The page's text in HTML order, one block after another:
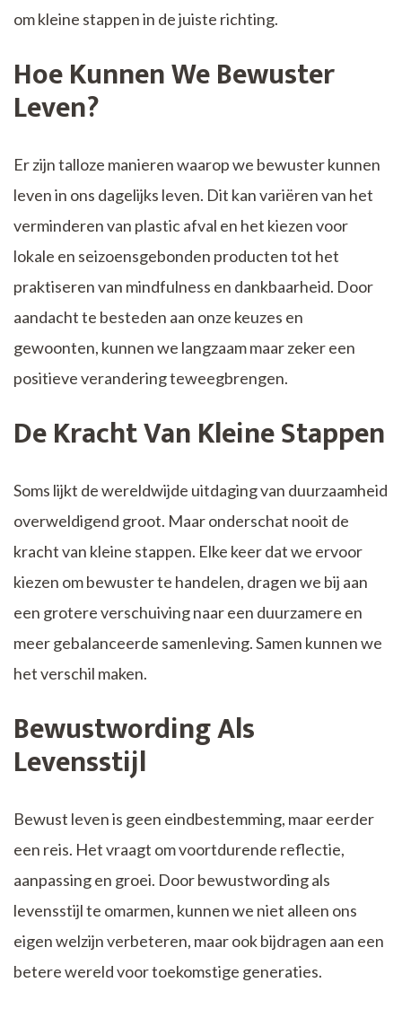
om kleine stappen in de juiste richting.
Hoe Kunnen We Bewuster
Leven?
Er zijn talloze manieren waarop we bewuster kunnen
leven in ons dagelijks leven. Dit kan variëren van het
verminderen van plastic afval en het kiezen voor
lokale en seizoensgebonden producten tot het
praktiseren van mindfulness en dankbaarheid. Door
aandacht te besteden aan onze keuzes en
gewoonten, kunnen we langzaam maar zeker een
positieve verandering teweegbrengen.
De Kracht Van Kleine Stappen
Soms lijkt de wereldwijde uitdaging van duurzaamheid
overweldigend groot. Maar onderschat nooit de
kracht van kleine stappen. Elke keer dat we ervoor
kiezen om bewuster te handelen, dragen we bij aan
een grotere verschuiving naar een duurzamere en
meer gebalanceerde samenleving. Samen kunnen we
het verschil maken.
Bewustwording Als
Levensstijl
Bewust leven is geen eindbestemming, maar eerder
een reis. Het vraagt om voortdurende reflectie,
aanpassing en groei. Door bewustwording als
levensstijl te omarmen, kunnen we niet alleen ons
eigen welzijn verbeteren, maar ook bijdragen aan een
betere wereld voor toekomstige generaties.